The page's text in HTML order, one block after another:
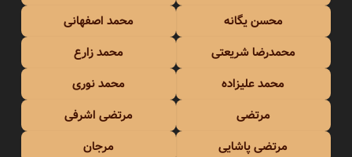
محسن یگانه
محمد اصفهانی
محمدرضا شریعتی
محمد زارع
محمد علیزاده
محمد نوری
مرتضی
مرتضی اشرفی
مرتضی پاشایی
مرجان